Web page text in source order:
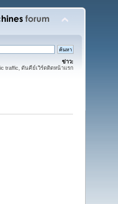
ข่าว:
traffic, ดันคีย์เวิร์ดติดหน้าแรก